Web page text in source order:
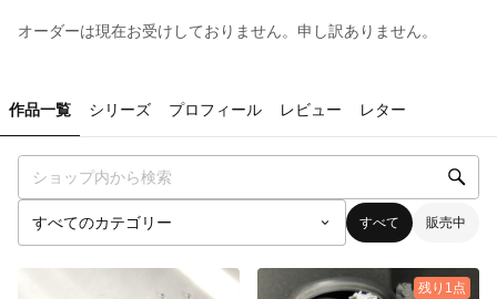
オーダーは現在お受けしておりません。申し訳ありません。
作品一覧 シリーズ プロフィール レビュー レター
すべて 販売中
残り1点